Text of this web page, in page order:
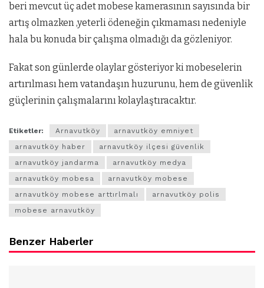
beri mevcut üç adet mobese kamerasının sayısında bir
artış olmazken ,yeterli ödeneğin çıkmaması nedeniyle
hala bu konuda bir çalışma olmadığı da gözleniyor.
Fakat son günlerde olaylar gösteriyor ki mobeselerin
artırılması hem vatandaşın huzurunu, hem de güvenlik
güçlerinin çalışmalarını kolaylaştıracaktır.
Etiketler: Arnavutköy
arnavutköy emniyet
arnavutköy haber
arnavutköy ilçesi güvenlik
arnavutköy jandarma
arnavutköy medya
arnavutköy mobesa
arnavutköy mobese
arnavutköy mobese arttırlmalı
arnavutköy polis
mobese arnavutköy
Benzer Haberler